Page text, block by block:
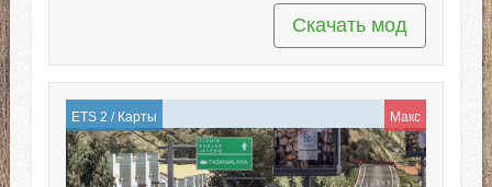
Скачать мод
ETS 2 / Карты Макс